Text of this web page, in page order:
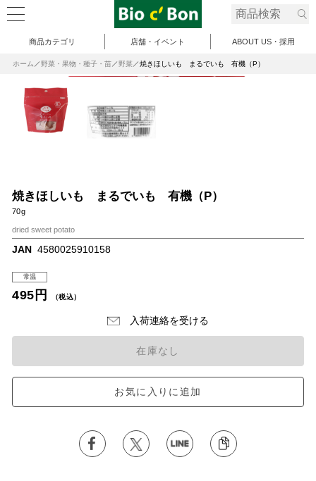
商品カテゴリ 店舗・イベント ABOUT US・採用
ホーム 野菜・果物・種子・苗 野菜 焼きほしいも まるでいも 有機（P）
焼きほしいも まるでいも 有機（P）
70g
dried sweet potato
JAN 4580025910158
常温
495円 （税込）
入荷連絡を受ける
在庫なし
お気に入りに追加